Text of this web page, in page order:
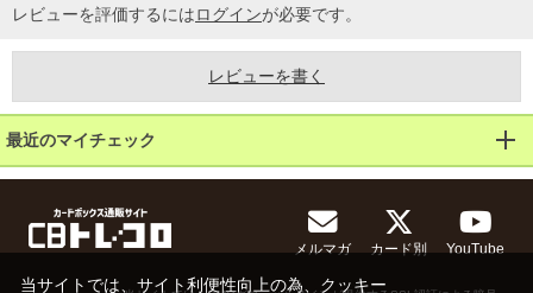
レビューを評価するにはログインが必要です。
レビューを書く
最近のマイチェック
メルマガ カード別 YouTube
当サイトでは、サイト利便性向上の為、クッキー